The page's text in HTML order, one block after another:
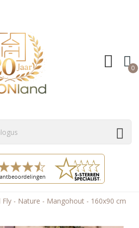
0
Fly - Nature - Mangohout - 160x90 cm